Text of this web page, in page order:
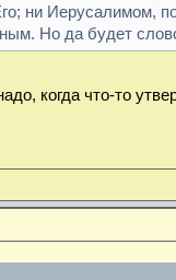
ни Иерусалимом,
Но да будет
когда что-то